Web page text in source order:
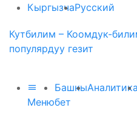
КыргызчаРусский
Кутбилим – Коомдук-
популярдуу гезит
Меню
Башкы
бет
Аналитика